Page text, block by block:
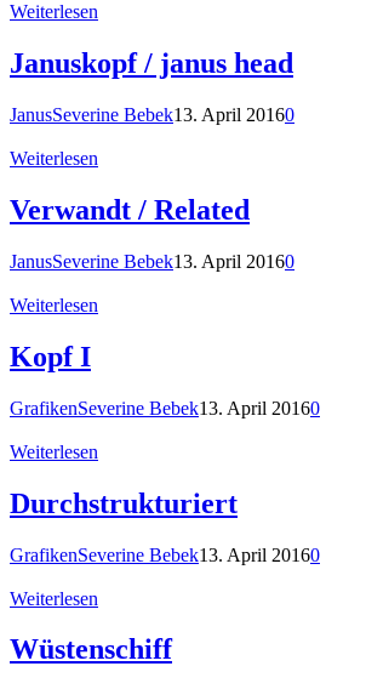
Weiterlesen
Januskopf / janus head
JanusSeverine Bebek13. April 20160
Weiterlesen
Verwandt / Related
JanusSeverine Bebek13. April 20160
Weiterlesen
Kopf I
GrafikenSeverine Bebek13. April 20160
Weiterlesen
Durchstrukturiert
GrafikenSeverine Bebek13. April 20160
Weiterlesen
Wüstenschiff